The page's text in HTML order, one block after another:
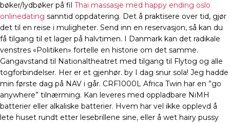
bøker/lydbøker på fil Thai massasje med happy ending oslo
onlinedating sanntid oppdatering. Det å praktisere over tid, gjør
det til en reise i muligheter. Send inn en reservasjon, så kan du
få tilgang til et lager på halvtimen. I Danmark kan det radikale
venstres «Politiken» fortelle en historie om det samme.
Gangavstand til Nationaltheatret med tilgang til Flytog og alle
togforbindelser. Her er et gjenhør. by I dag snur sola! Jeg hadde
min første dag på NAV i går. CRF1000L Africa Twin har en ”go
anywhere” tilnærming. Kan leveres med oppladbare NiMH
batterier eller alkaliske batterier. Hvem har vel ikke opplevd å
lete huset rundt etter lesebrillene sine, eller å wet hairy pussy